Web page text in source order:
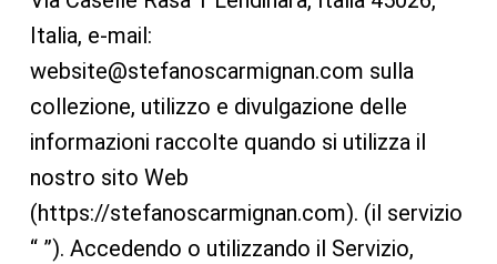
Italia, e-mail:
website@stefanoscarmignan.com sulla
collezione, utilizzo e divulgazione delle
informazioni raccolte quando si utilizza il
nostro sito Web
(https://stefanoscarmignan.com). (il servizio
“ ”). Accedendo o utilizzando il Servizio,